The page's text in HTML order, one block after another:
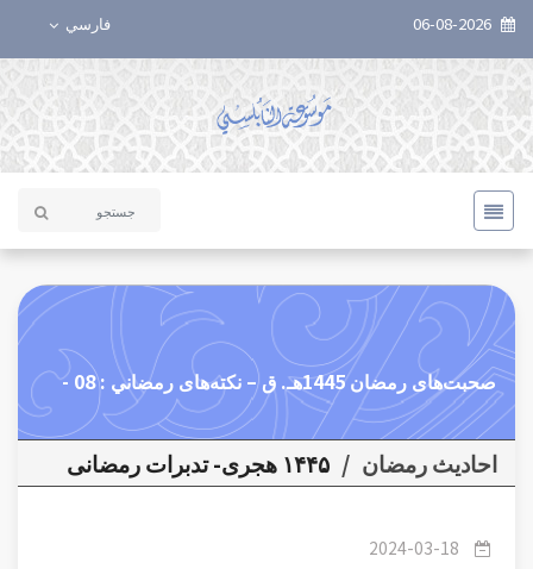
فارسي
صحبت‌های رمضان 1445هـ. ق – نکته‌های رمضاني : 08 -
رمضان ماه صفا و پاکیزگی
احاديث رمضان / ۱۴۴۵ هجری- تدبرات رمضانی
2024-03-18